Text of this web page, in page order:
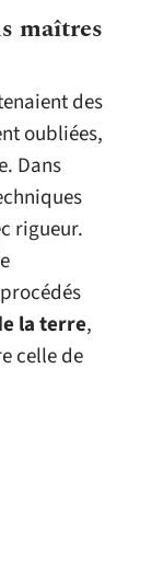
maîtres
des
oubliées,
Dans
rigueur.
la terre,
celle de